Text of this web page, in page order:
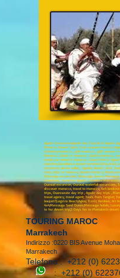
Agadir Excursions;Agadir day Trips;Visit Agadir
Morocco Desert Tours; Tours around morocco
ticketing morocco , golf morocco , golf courses
Morocco , Riads in morocco , Saidia morocco ,
rental ;car rental in morocco ; Coach Hire in
transfers;Casablanca airport transfers;Errachidia
excursion, ourika valley, Agafay desert ; Asni
trips, trips to morocco, desert morocco,
Merzouga excursions, Merzouga dunes,
incentives, incentive Agadir, incentive
Ouzoud excursion, Ouzoud waterfall excursions,
discover morocco, travel to morocco, 4x4
trips, Ouarzazate day trip , Agadir day trips ,
travel agency, travel agent; Tours from Tangier;
boujerif;Legzira Beach;Aglou; Tiznit; Kerdous; Ait
4x4;Merzouga Sand Dunes;Merzouga hotels;
to fez desert trip;3 Days fez to Marrakech desert
TOURING MAROC
Marrakech
Indirizzo :0220 BIS Avenue
Marrakech
Telefono : +212 (0)
: +212 (0)